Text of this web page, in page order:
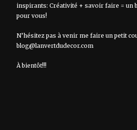
inspirants: Créativité + savoir faire = un
pour vous!
N’hésitez pas à venir me faire un petit
blog@lanvertdudecor.com
À bientôt!!!